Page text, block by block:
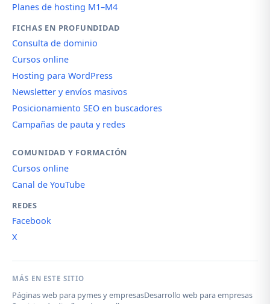
Planes de hosting M1–M4
FICHAS EN PROFUNDIDAD
Consulta de dominio
Cursos online
Hosting para WordPress
Newsletter y envíos masivos
Posicionamiento SEO en buscadores
Campañas de pauta y redes
COMUNIDAD Y FORMACIÓN
Cursos online
Canal de YouTube
REDES
Facebook
X
MÁS EN ESTE SITIO
Páginas web para pymes y empresasDesarrollo web para empresas